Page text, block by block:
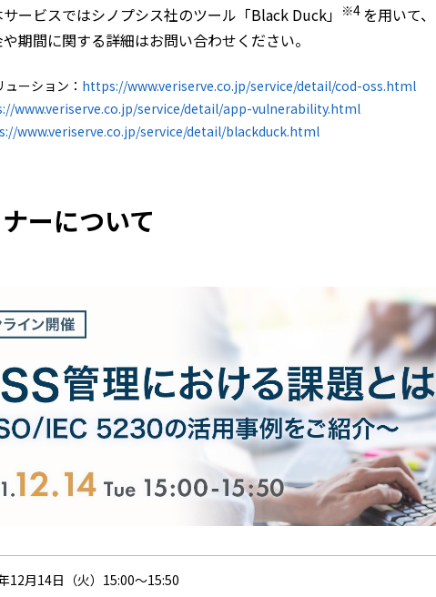
ービスではシノプシス社のツール「Black Duck」 ※4を用いて
期間に関する詳細はお問い合わせください。
ーション： https://www.veriserve.co.jp/service/detail/cod-oss.html
www.veriserve.co.jp/service/detail/app-vulnerability.html
www.veriserve.co.jp/service/detail/blackduck.html
ーについて
12月14日（火）15:00～15:50